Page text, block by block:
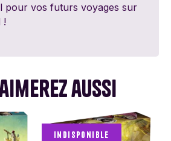
pour vos futurs voyages sur
!
aussi
Indisponible